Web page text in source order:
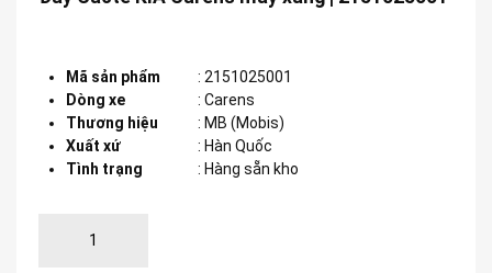
Mã sản phẩm : 2151025001
Dòng xe
: Carens
Thương hiệu
: MB (Mobis)
Xuất xứ
: Hàn Quốc
Tình trạng
: Hàng sẵn kho